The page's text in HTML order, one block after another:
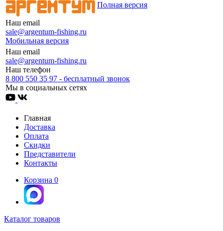
Наш email
sale@argentum-fishing.ru
Мобильная версия
Полная версия
Наш email
sale@argentum-fishing.ru
Наш телефон
8 800 550 35 97 - бесплатный звонок
Мы в социальных сетях
Главная
Доставка
Оплата
Скидки
Представители
Контакты
Корзина 0
Каталог товаров